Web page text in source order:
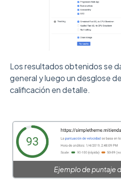
Los resultados obtenidos se
general y luego un desglose
calificación en detalle.
Ejemplo de puntaje